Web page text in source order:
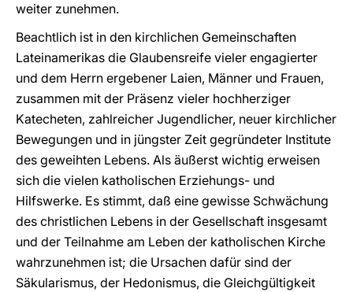
weiter zunehmen.
Beachtlich ist in den kirchlichen Gemeinschaften
Lateinamerikas die Glaubensreife vieler engagierter
und dem Herrn ergebener Laien, Männer und Frauen,
zusammen mit der Präsenz vieler hochherziger
Katecheten, zahlreicher Jugendlicher, neuer kirchlicher
Bewegungen und in jüngster Zeit gegründeter Institute
des geweihten Lebens. Als äußerst wichtig erweisen
sich die vielen katholischen Erziehungs- und
Hilfswerke. Es stimmt, daß eine gewisse Schwächung
des christlichen Lebens in der Gesellschaft insgesamt
und der Teilnahme am Leben der katholischen Kirche
wahrzunehmen ist; die Ursachen dafür sind der
Säkularismus, der Hedonismus, die Gleichgültigkeit